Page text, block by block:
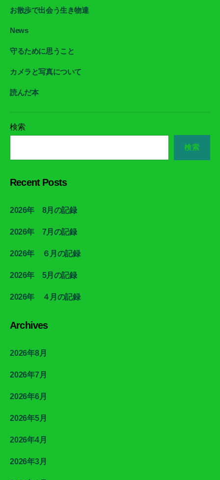
お散歩で出会う生き物達
News
守るために思うこと
カメラと写真について
読んだ本
検索
検索
Recent Posts
2026年 8月の記録
2026年 7月の記録
2026年 ６月の記録
2026年 5月の記録
2026年 ４月の記録
Archives
2026年8月
2026年7月
2026年6月
2026年5月
2026年4月
2026年3月